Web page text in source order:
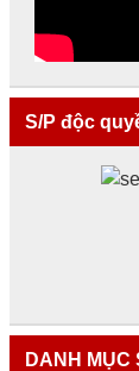
S/P độc
DANH MỤC